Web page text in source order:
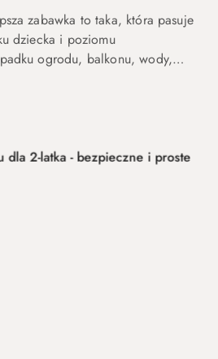
zabawka to taka, która pasuje
dziecka i poziomu
ogrodu, balkonu, wody,